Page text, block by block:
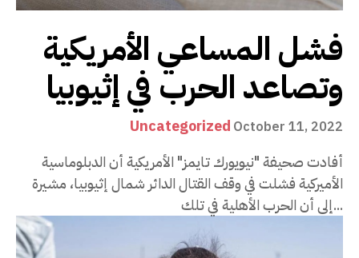
فشل المساعي الأمريكية
وتصاعد الحرب في إثيوبيا
Uncategorized October 11, 2022
أفادت صحيفة "نيويورك تايمز" الأمريكية أن الدبلوماسية
الأميركية فشلت في وقف القتال الدائر شمال إثيوبيا، مشيرة
إلى أن الحرب الأهلية في تلك...